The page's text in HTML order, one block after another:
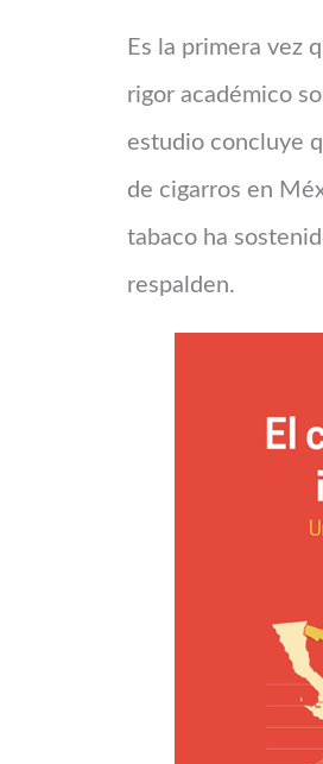
Es la primera vez
rigor académico
estudio concluye
de cigarros en
tabaco ha
respalden.